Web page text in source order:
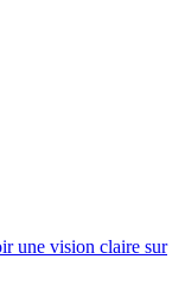
une vision claire sur